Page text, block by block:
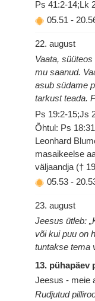
Ps 41:2-14;Lk
05.51 -
22. august
Vaata,
mu saanud.
asub südame
tarkust teada.
Ps 19:2-15;Js
Õhtul: Ps
Leonhard
masaikeelse
väljaandja (†
05.53 -
23. august
Jeesus ütleb:
või kui puu on
tuntakse tema
13. pühapäev
Jeesus - meie
Rudjutud